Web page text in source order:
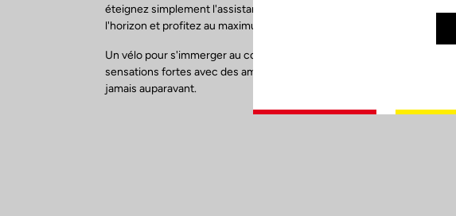
éteignez simplement l'assistance en fonction de vos besoins, visez
l'horizon et profitez au maximum de la généreuse autonomie.
Un vélo pour s'immerger au cœur de la nature, partager des
sensations fortes avec des amis et découvrir le monde comme
jamais auparavant.